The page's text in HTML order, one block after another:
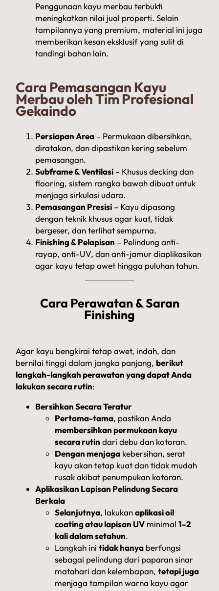
Penggunaan kayu merbau terbukti
meningkatkan nilai jual properti. Selain
tampilannya yang premium, material ini juga
memberikan kesan eksklusif yang sulit di
tandingi bahan lain.
Cara Pemasangan Kayu
Merbau oleh Tim Profesional
Gekaindo
Persiapan Area – Permukaan dibersihkan,
diratakan, dan dipastikan kering sebelum
pemasangan.
Subframe & Ventilasi – Khusus decking dan
flooring, sistem rangka bawah dibuat untuk
menjaga sirkulasi udara.
Pemasangan Presisi – Kayu dipasang
dengan teknik khusus agar kuat, tidak
bergeser, dan terlihat sempurna.
Finishing & Pelapisan – Pelindung anti-
rayap, anti-UV, dan anti-jamur diaplikasikan
agar kayu tetap awet hingga puluhan tahun.
Cara Perawatan & Saran
Finishing
Agar kayu bengkirai tetap awet, indah, dan
bernilai tinggi dalam jangka panjang, berikut
langkah-langkah perawatan yang dapat Anda
lakukan secara rutin:
Bersihkan Secara Teratur
Pertama-tama, pastikan Anda
membersihkan permukaan kayu
secara rutin dari debu dan kotoran.
Dengan menjaga kebersihan, serat
kayu akan tetap kuat dan tidak mudah
rusak akibat penumpukan kotoran.
Aplikasikan Lapisan Pelindung Secara
Berkala
Selanjutnya, lakukanaplikasi oil
coating atau lapisan UV minimal 1–2
kali dalam setahun.
Langkah ini tidak hanya berfungsi
sebagai pelindung dari paparan sinar
matahari dan kelembapan, tetapi juga
menjaga tampilan warna kayu agar